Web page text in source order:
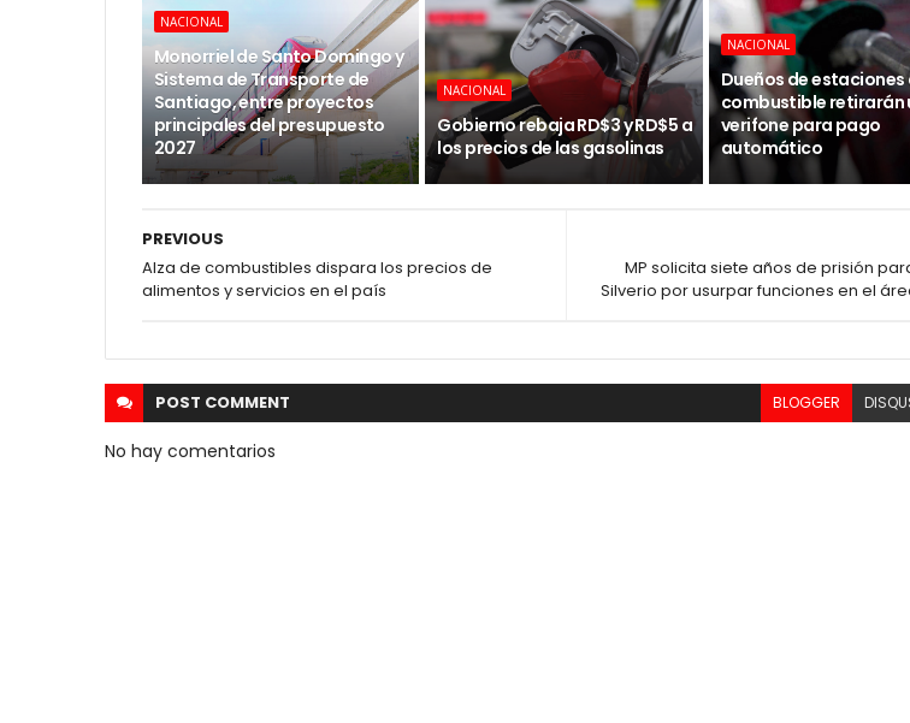
NACIONAL
Monorriel de Santo Domingo y
Sistema de Transporte de
Santiago, entre proyectos
principales del presupuesto
2027
NACIONAL
Gobierno rebaja RD$3 y RD$5 a
los precios de las gasolinas
NACIONAL
Dueños de estaciones
combustible retirarán
verifone para pago
automático
MP solicita siete años de prisión
Silverio por usurpar funciones en el
PREVIOUS
Alza de combustibles dispara los precios de
alimentos y servicios en el país
POST COMMENT BLOGGER
No hay comentarios